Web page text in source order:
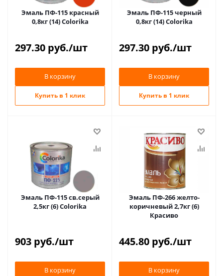
Эмаль ПФ-115 красный
0,8кг (14) Colorika
297.30 руб./шт
В корзину
Купить в 1 клик
Эмаль ПФ-115 черный
0,8кг (14) Colorika
297.30 руб./шт
В корзину
Купить в 1 клик
Эмаль ПФ-115 св.серый
2,5кг (6) Colorika
903 руб./шт
В корзину
Эмаль ПФ-266 желто-
коричневый 2,7кг (6)
Красиво
445.80 руб./шт
В корзину